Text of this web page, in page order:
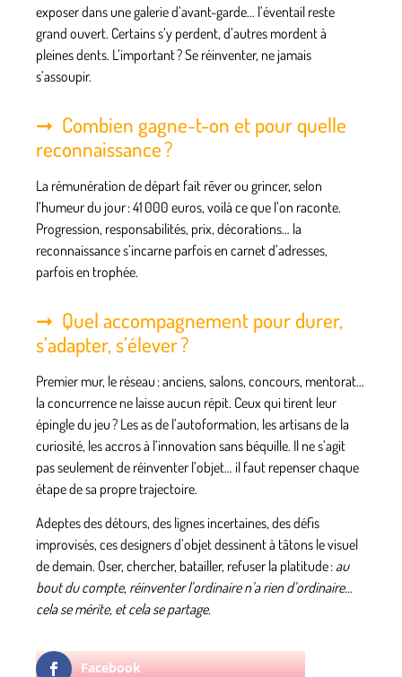
exposer dans une galerie d’avant-garde… l’éventail reste
grand ouvert. Certains s’y perdent, d’autres mordent à
pleines dents. L’important ? Se réinventer, ne jamais
s’assoupir.
Combien gagne-t-on et pour quelle
reconnaissance ?
La rémunération de départ fait rêver ou grincer, selon
l’humeur du jour : 41 000 euros, voilà ce que l’on raconte.
Progression, responsabilités, prix, décorations… la
reconnaissance s’incarne parfois en carnet d’adresses,
parfois en trophée.
Quel accompagnement pour durer,
s’adapter, s’élever ?
Premier mur, le réseau : anciens, salons, concours, mentorat…
la concurrence ne laisse aucun répit. Ceux qui tirent leur
épingle du jeu ? Les as de l’autoformation, les artisans de la
curiosité, les accros à l’innovation sans béquille. Il ne s’agit
pas seulement de réinventer l’objet… il faut repenser chaque
étape de sa propre trajectoire.
Adeptes des détours, des lignes incertaines, des défis
improvisés, ces designers d’objet dessinent à tâtons le visuel
de demain. Oser, chercher, batailler, refuser la platitude : au
bout du compte, réinventer l’ordinaire n’a rien d’ordinaire…
cela se mérite, et cela se partage.
Facebook